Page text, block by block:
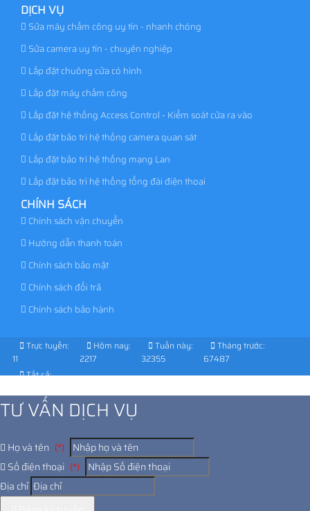
DỊCH VỤ
Sửa máy chấm công uy tín - nhanh chóng
Sửa camera uy tín - chuyên nghiệp
Lắp đặt chuông cửa có hình
Lắp đặt máy chấm công
Lắp đặt hệ thống Access Control - Kiểm soát cửa ra vào
Lắp đặt bảo trì hệ thống camera quan sát
Lắp đặt bảo trì hệ thống mạng Lan
Lắp đặt bảo trì hệ thống tổng đài điện thoại
CHÍNH SÁCH
Chính sách vận chuyển
Hướng dẫn thanh toán
Chính sách bảo mật
Chính sách đổi trả
Chính sách bảo hành
Trực tuyến:
11
Hôm nay:
2217
Tuần này:
32355
Tháng trước:
67487
Tất cả:
TƯ VẤN DỊCH VỤ
Họ và tên (*)
Số điện thoại (*)
Địa chỉ